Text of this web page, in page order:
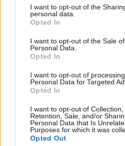
I want to opt-out of the
personal data.
Opted In
I want to opt-out of the Sale
Personal Data.
Opted In
I want to opt-out of
Personal Data for Targeted
Opted In
I want to opt-out of Collection,
Retention, Sale, and/or
Personal Data that Is
Purposes for which it was
Opted Out
Όμιλος ΔΕΗ: Νέα συμφωνία για
Fourlis: Συμφωνία για την
πώληση συμμετοχής στο Sofia
South Ring Mall έναντι 49,35
εκατ. ευρώ